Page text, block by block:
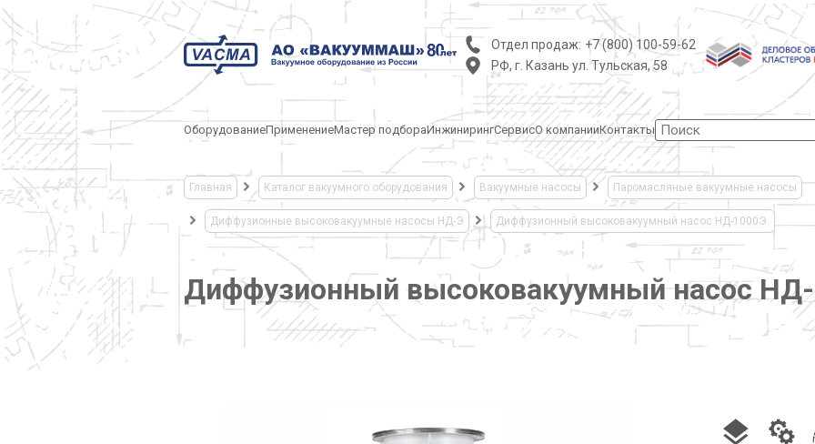
Отдел продаж: +7 (800) 100-59-62
РФ, г. Казань ул. Тульская, 58
ОборудованиеПрименениеМастер подбораИнжинирингСервисО компанииКонтакты
Главная Каталог вакуумного оборудования Вакуумные насосы Паромасляные вакуумные насосы
Диффузионные высоковакуумные насосы НД-Э Диффузионный высоковакуумный насос НД-1000Э
Диффузионный высоковакуумный насос